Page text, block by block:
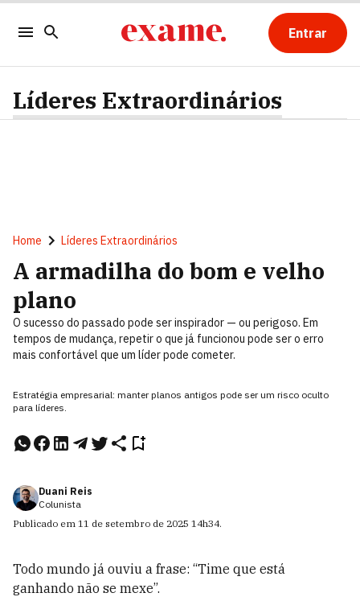
Entrar
Líderes Extraordinários
Home Líderes Extraordinários
A armadilha do bom e velho
plano
O sucesso do passado pode ser inspirador — ou perigoso. Em
tempos de mudança, repetir o que já funcionou pode ser o erro
mais confortável que um líder pode cometer.
Estratégia empresarial: manter planos antigos pode ser um risco oculto
para líderes.
Duani Reis
Colunista
Publicado em 11 de setembro de 2025 14h34.
Todo mundo já ouviu a frase: “Time que está
ganhando não se mexe”.